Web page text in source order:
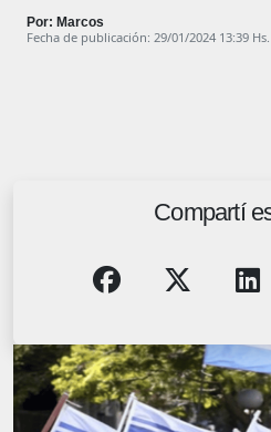
Por: Marcos
Fecha de publicación: 29/01/2024 13:39 Hs.
Compartí